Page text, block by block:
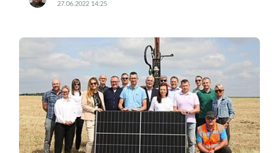
27.06.2022 14:25